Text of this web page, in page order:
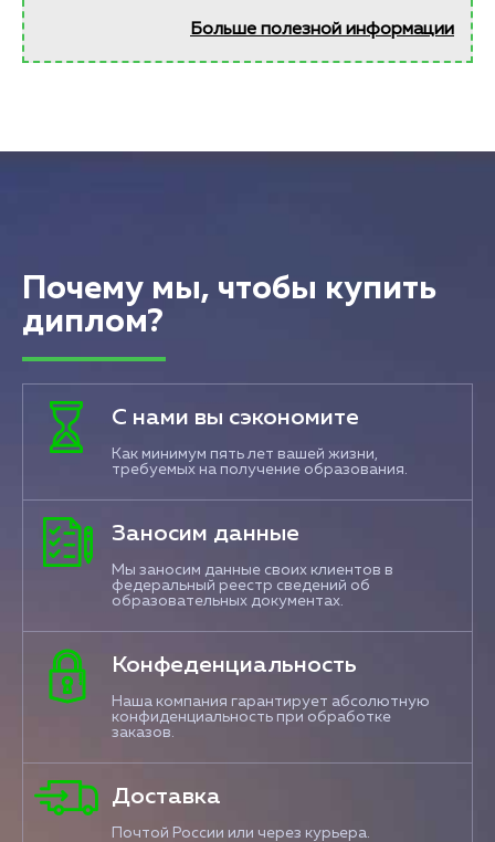
Больше полезной информации
Почему мы, чтобы купить
диплом?
С нами вы сэкономите
Как минимум пять лет вашей жизни,
требуемых на получение образования.
Заносим данные
Мы заносим данные своих клиентов в
федеральный реестр сведений об
образовательных документах.
Конфеденциальность
Наша компания гарантирует абсолютную
конфиденциальность при обработке
заказов.
Доставка
Почтой России или через курьера.